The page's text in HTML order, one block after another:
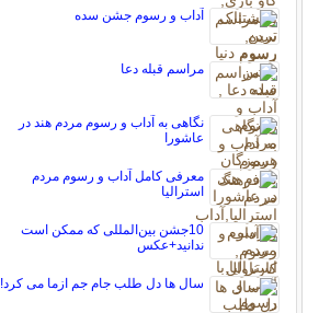
آداب و رسوم جشن سده
مراسم قبله دعا
نگاهی به آداب و رسوم مردم هند در
عاشورا
معرفی کامل آداب و رسوم مردم
استرالیا
10جشن بین‌المللی که ممکن است
ندانید+عکس
سال ها دل طلب جام جم ازما می کرد!